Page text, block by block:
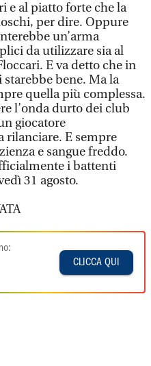
e al piatto forte che la
per dire. Oppure
un’arma
da utilizzare sia al
E va detto che in
bene. Ma la
quella più complessa.
l’onda durto dei club
giocatore
rilanciare. E sempre
e sangue freddo.
i battenti
31 agosto.
CLICCA QUI